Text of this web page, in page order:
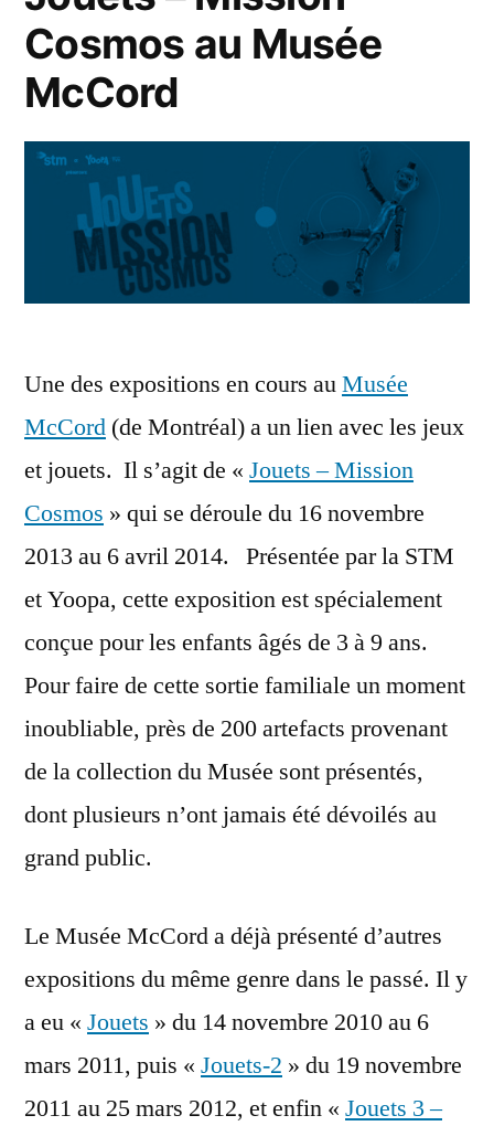
Cosmos au Musée
McCord
Une des expositions en cours auMusée
McCord (de Montréal) a un lien avec les jeux
et jouets. Il s’agit de « Jouets – Mission
Cosmos » qui se déroule du 16 novembre
2013 au 6 avril 2014. Présentée par la STM
et Yoopa, cette exposition est spécialement
conçue pour les enfants âgés de 3 à 9 ans.
Pour faire de cette sortie familiale un moment
inoubliable, près de 200 artefacts provenant
de la collection du Musée sont présentés,
dont plusieurs n’ont jamais été dévoilés au
grand public.
Le Musée McCord a déjà présenté d’autres
expositions du même genre dans le passé. Il y
a eu « Jouets » du 14 novembre 2010 au 6
mars 2011, puis « Jouets-2 » du 19 novembre
2011 au 25 mars 2012, et enfin « Jouets 3 –